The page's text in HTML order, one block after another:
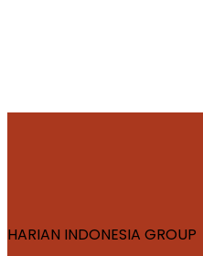
HARIAN INDONESIA GROUP